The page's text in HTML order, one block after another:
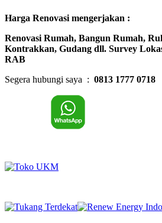
Harga Renovasi mengerjakan :
Renovasi Rumah, Bangun Rumah,
Kontrakkan, Gudang dll. Survey
RAB
Segera hubungi saya : 0813 1777 0718